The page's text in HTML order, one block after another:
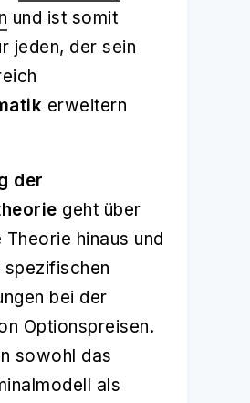
und ist somit
jeden, der sein
erweitern
der
geht über
hinaus und
bei der
Optionspreisen.
sowohl das
als